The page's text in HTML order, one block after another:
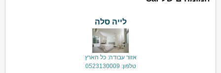
לייה סלה
אזור עבודה: כל הארץ
טלפון: 0523130009